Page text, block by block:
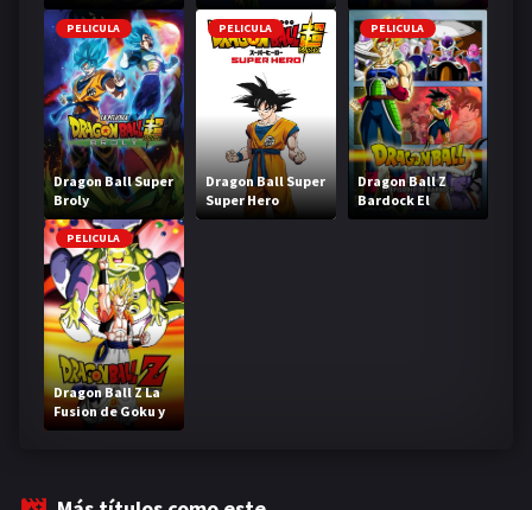
PELICULA
Dragon Ball Super
Broly
PELICULA
Dragon Ball Super
Super Hero
PELICULA
Dragon Ball Z
Bardock El
legendario Super
PELICULA
Dragon Ball Z La
Fusion de Goku y
Vegeta